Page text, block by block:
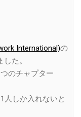
International)の
た。
のチャプター
人しか入れないと